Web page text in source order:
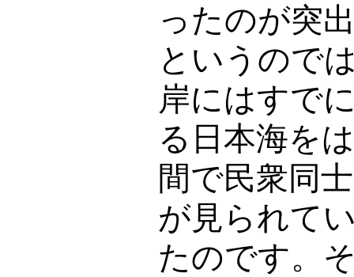
ったのが突
というので
岸にはすで
る日本海を
間で民衆同
が見られて
たのです。